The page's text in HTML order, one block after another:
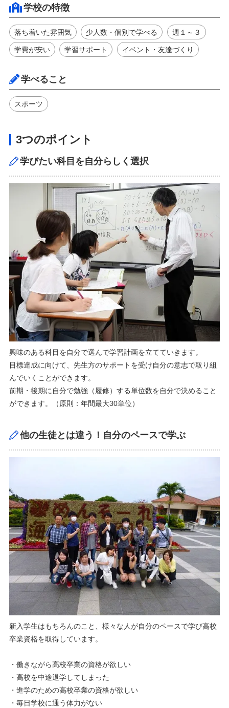
学校の特徴
落ち着いた雰囲気 少人数・個別で学べる 週１～３
学費が安い 学習サポート イベント・友達づくり
学べること
スポーツ
3つのポイント
学びたい科目を自分らしく選択
興味のある科目を自分で選んで学習計画を立てていきます。
目標達成に向けて、先生方のサポートを受け自分の意志で取り組
んでいくことができます。
前期・後期に自分で勉強（履修）する単位数を自分で決めること
ができます。（原則：年間最大30単位）
他の生徒とは違う！自分のペースで学ぶ
新入学生はもちろんのこと、様々な人が自分のペースで学び高校
卒業資格を取得しています。
・働きながら高校卒業の資格が欲しい
・高校を中途退学してしまった
・進学のための高校卒業の資格が欲しい
・毎日学校に通う体力がない